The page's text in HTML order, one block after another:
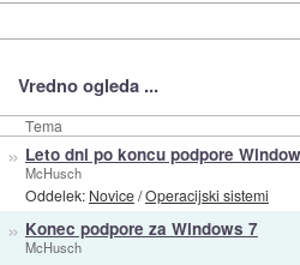
Vredno ogleda ...
Tema
» Leto dni po koncu podpore
McHusch
Oddelek: Novice/Operacijski sistemi
» Konec podpore za Windows 7
McHusch